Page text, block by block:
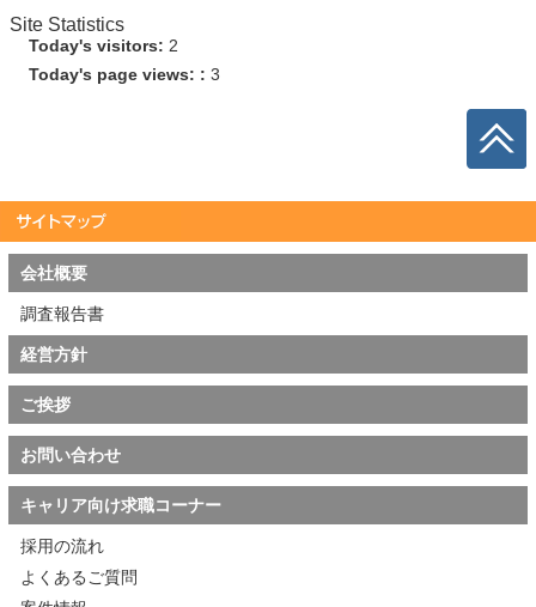
Site Statistics
Today's visitors: 2
Today's page views: : 3
会社概要
調査報告書
経営方針
ご挨拶
お問い合わせ
キャリア向け求職コーナー
採用の流れ
よくあるご質問